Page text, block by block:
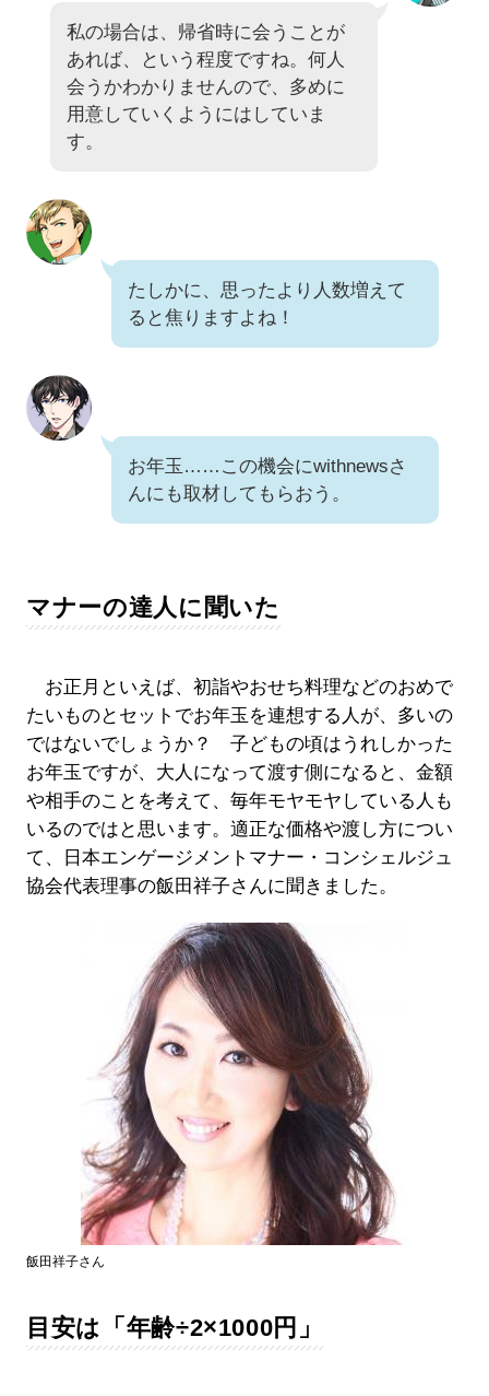
私の場合は、帰省時に会うことが
あれば、という程度ですね。何人
会うかわかりませんので、多めに
用意していくようにはしていま
す。
たしかに、思ったより人数増えて
ると焦りますよね！
お年玉……この機会にwithnewsさ
んにも取材してもらおう。
マナーの達人に聞いた
お正月といえば、初詣やおせち料理などのおめで
たいものとセットでお年玉を連想する人が、多いの
ではないでしょうか？ 子どもの頃はうれしかった
お年玉ですが、大人になって渡す側になると、金額
や相手のことを考えて、毎年モヤモヤしている人も
いるのではと思います。適正な価格や渡し方につい
て、日本エンゲージメントマナー・コンシェルジュ
協会代表理事の飯田祥子さんに聞きました。
飯田祥子さん
目安は「年齢÷2×1000円」